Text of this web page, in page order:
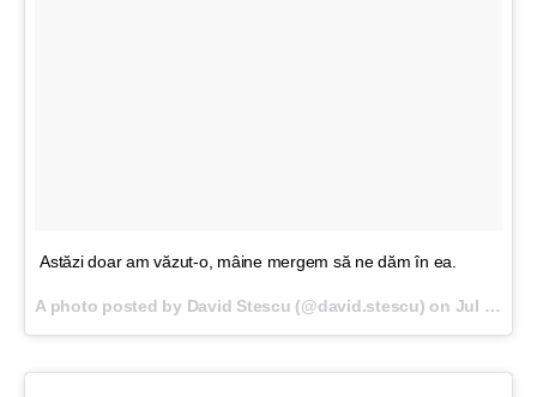
Astăzi doar am văzut-o, mâine mergem să ne dăm în ea.
A photo posted by David Stescu (@david.stescu) on Jul 12, 2016 at 12:30pm PDT